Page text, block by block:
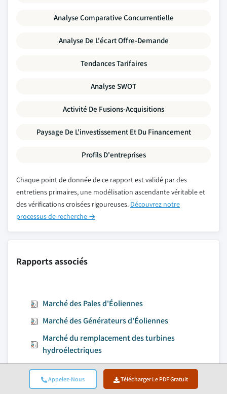
Appelez-Nous Télécharger Le PDF Gratuit
Analyse Comparative Concurrentielle
Analyse De L'écart Offre-Demande
Tendances Tarifaires
Analyse SWOT
Activité De Fusions-Acquisitions
Paysage De L'investissement Et Du Financement
Profils D'entreprises
Chaque point de donnée de ce rapport est validé par des
entretiens primaires, une modélisation ascendante véritable et
des vérifications croisées rigoureuses. Découvrez notre
processus de recherche →
Rapports associés
Marché des Pales d'Éoliennes
Marché des Générateurs d'Éoliennes
Marché du remplacement des turbines
hydroélectriques
Marché des tours d’éoliennes